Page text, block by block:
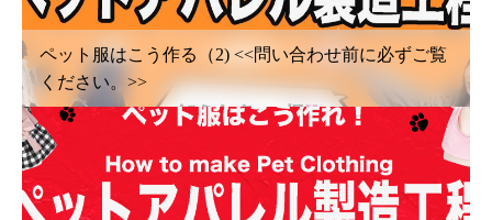
ペット服はこう作る（2) <<問い合わせ前に必ずご覧
ください。>>